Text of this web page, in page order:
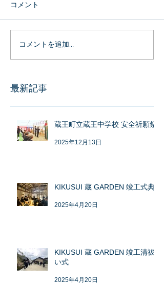
コメント
コメントを追加…
最新記事
蔵王町立蔵王中学校 安全祈願祭
2025年12月13日
KIKUSUI 蔵 GARDEN 竣工式典
2025年4月20日
KIKUSUI 蔵 GARDEN 竣工清祓
い式
2025年4月20日